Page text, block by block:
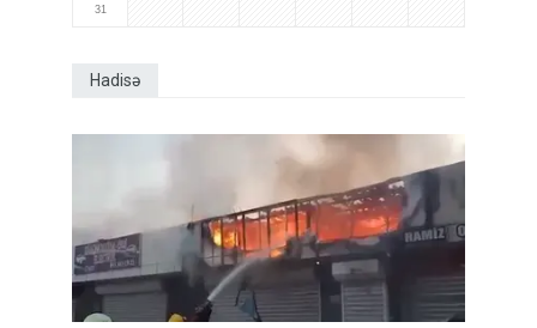
31
Hadisə